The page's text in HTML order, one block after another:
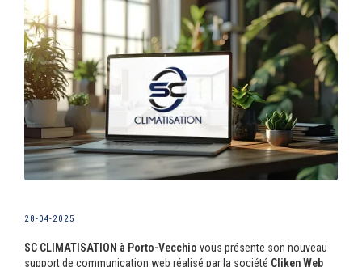
28-04-2025
SC CLIMATISATION à Porto-Vecchio vous présente son nouveau
support de communication web réalisé par la société Cliken Web